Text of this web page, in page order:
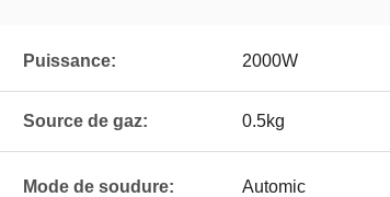
Puissance: 2000W
Source de gaz: 0.5kg
Mode de soudure: Automic